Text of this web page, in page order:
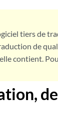
tiers de
de
contient.